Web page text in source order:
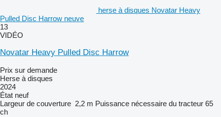
herse à disques Novatar Heavy
Pulled Disc Harrow neuve
13
VIDÉO
Novatar Heavy Pulled Disc Harrow
Prix sur demande
Herse à disques
2024
État neuf
Largeur de couverture 2,2 m Puissance nécessaire du tracteur 65
ch